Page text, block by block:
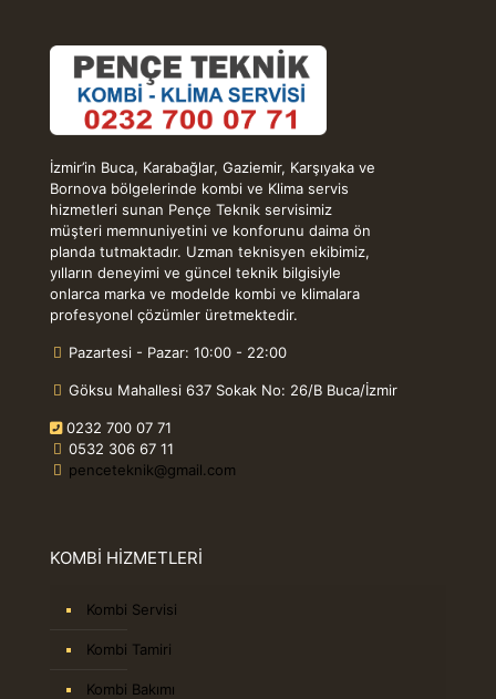
İzmir’in Buca, Karabağlar, Gaziemir, Karşıyaka ve
Bornova bölgelerinde kombi ve Klima servis
hizmetleri sunan Pençe Teknik servisimiz
müşteri memnuniyetini ve konforunu daima ön
planda tutmaktadır. Uzman teknisyen ekibimiz,
yılların deneyimi ve güncel teknik bilgisiyle
onlarca marka ve modelde kombi ve klimalara
profesyonel çözümler üretmektedir.
Pazartesi - Pazar: 10:00 - 22:00
Göksu Mahallesi 637 Sokak No: 26/B Buca/İzmir
0232 700 07 71
0532 306 67 11
penceteknik@gmail.com
KOMBİ HİZMETLERİ
Kombi Servisi
Kombi Tamiri
Kombi Bakımı